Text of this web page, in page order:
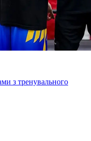
з тренувального